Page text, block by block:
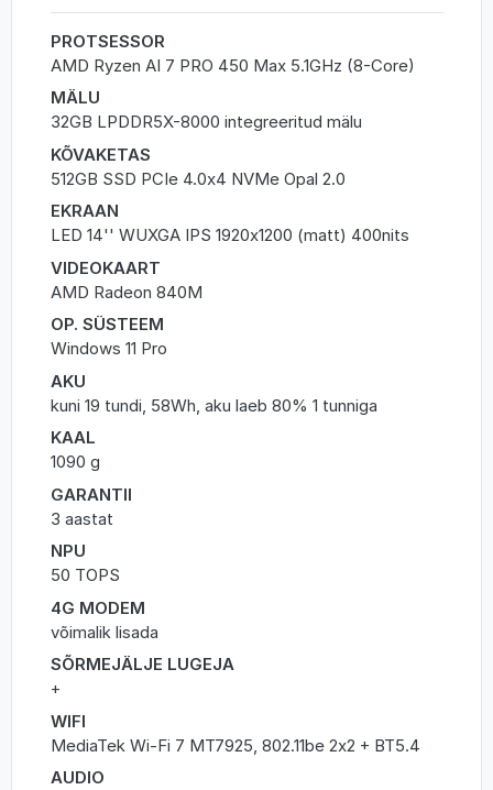
PROTSESSOR
AMD Ryzen AI 7 PRO 450 Max 5.1GHz (8-Core)
MÄLU
32GB LPDDR5X-8000 integreeritud mälu
KÕVAKETAS
512GB SSD PCIe 4.0x4 NVMe Opal 2.0
EKRAAN
LED 14'' WUXGA IPS 1920x1200 (matt) 400nits
VIDEOKAART
AMD Radeon 840M
OP. SÜSTEEM
Windows 11 Pro
AKU
kuni 19 tundi, 58Wh, aku laeb 80% 1 tunniga
KAAL
1090 g
GARANTII
3 aastat
NPU
50 TOPS
4G MODEM
võimalik lisada
SÕRMEJÄLJE LUGEJA
+
WIFI
MediaTek Wi-Fi 7 MT7925, 802.11be 2x2 + BT5.4
AUDIO